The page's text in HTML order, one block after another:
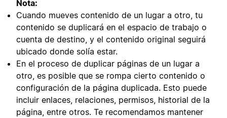
Nota:
Cuando mueves contenido de un lugar a otro, tu
contenido se duplicará en el espacio de trabajo o
cuenta de destino, y el contenido original seguirá
ubicado donde solía estar.
En el proceso de duplicar páginas de un lugar a
otro, es posible que se rompa cierto contenido o
configuración de la página duplicada. Esto puede
incluir enlaces, relaciones, permisos, historial de la
página, entre otros. Te recomendamos mantener